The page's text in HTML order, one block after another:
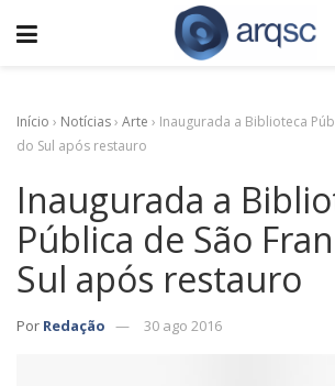
Início › Notícias› Arte › Inaugurada a Biblioteca
do Sul após restauro
Inaugurada a
Pública de São
Sul após restauro
Por Redação 30 ago 2016